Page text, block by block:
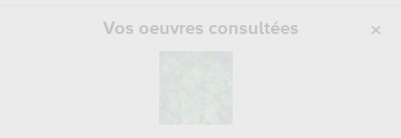
Vos oeuvres consultées